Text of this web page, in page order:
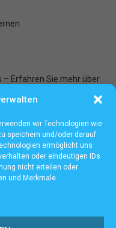
wir Technologien wie
speichern und/oder darauf
ermöglicht uns
oder eindeutigen IDs
nicht erteilen oder
und Merkmale
Erfahren Sie mehr über
Frankfurt